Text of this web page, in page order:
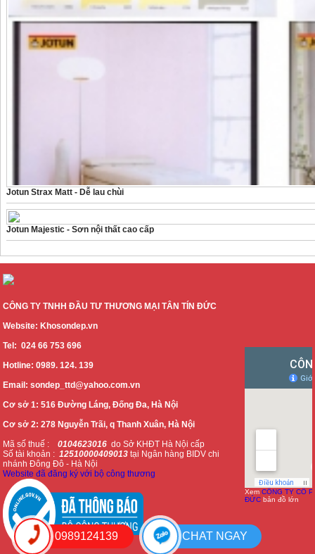
Jotun Strax Matt - Dễ lau chùi
Jotun Majestic - Sơn nội thất cao cấp
CÔNG TY TNHH ĐẦU TƯ THƯƠNG MẠI TÂN TÍN ĐỨC
Website: Khosondep.vn
Tel: 024 66 753 696
Hotline: 0989. 124. 139
Email: sondep_ttd@yahoo.com.vn
Cơ sở 1: 516 Đường Láng, Đống Đa, Hà Nội
Cơ sở 2: 278 Nguyễn Trãi, q Thanh Xuân, Hà Nội
Mã số thuế :0104623016do Sở KHĐT Hà Nội cấp
Số tài khoản :12510000409013 tại Ngân hàng BIDV chi
nhánh Đông Đô - Hà Nội
Website đã đăng ký với bộ công thương
XemCÔNG TY CỔ
ĐỨC bản đồ lớn
0989124139 CHAT NGAY